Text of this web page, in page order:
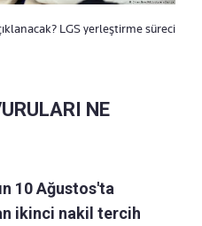
LGS yerleştirme süreci
NE
10 Ağustos'ta
ikinci nakil tercih